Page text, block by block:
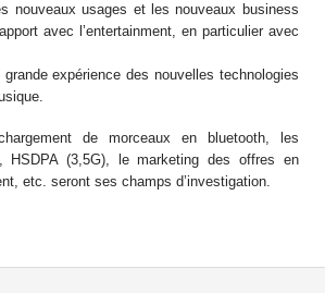
nouveaux usages et les nouveaux business
avec l’entertainment, en particulier avec
grande expérience des nouvelles technologies
de morceaux en bluetooth, les
HSDPA (3,5G), le marketing des offres en
etc. seront ses champs d’investigation.